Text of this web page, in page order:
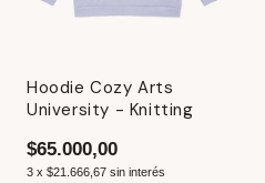
Hoodie Cozy Arts
University - Knitting
$65.000,00
3 x $21.666,67 sin interés